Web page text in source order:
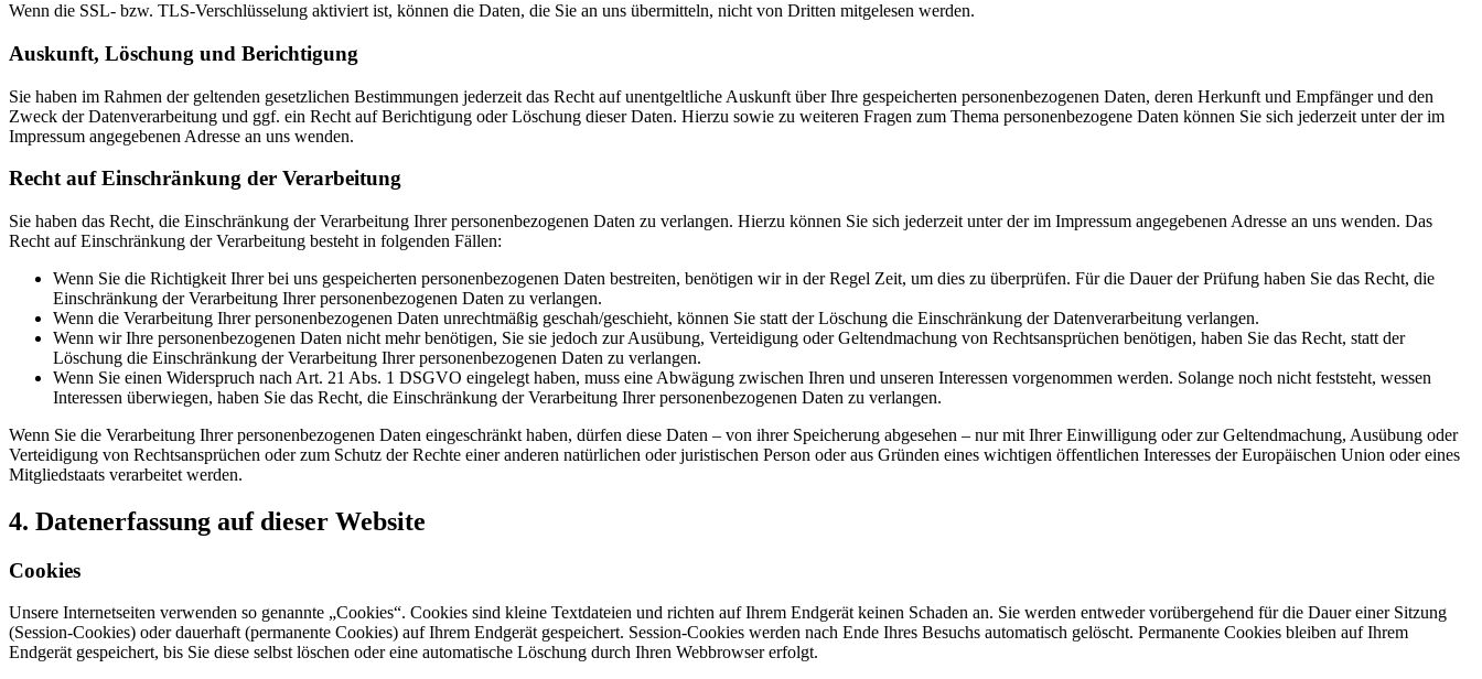
Wenn die SSL- bzw. TLS-Verschlüsselung aktiviert ist, können die Daten, die Sie an uns übermitteln, nicht von Dritten mitgelesen werden.
Auskunft, Löschung und Berichtigung
Sie haben im Rahmen der geltenden gesetzlichen Bestimmungen jederzeit das Recht auf unentgeltliche Auskunft über Ihre gespeicherten personenbezogenen Daten, deren Herkunft und Empfänger und den
Zweck der Datenverarbeitung und ggf. ein Recht auf Berichtigung oder Löschung dieser Daten. Hierzu sowie zu weiteren Fragen zum Thema personenbezogene Daten können Sie sich jederzeit unter der im
Impressum angegebenen Adresse an uns wenden.
Recht auf Einschränkung der Verarbeitung
Sie haben das Recht, die Einschränkung der Verarbeitung Ihrer personenbezogenen Daten zu verlangen. Hierzu können Sie sich jederzeit unter der im Impressum angegebenen Adresse an uns wenden. Das
Recht auf Einschränkung der Verarbeitung besteht in folgenden Fällen:
Wenn Sie die Richtigkeit Ihrer bei uns gespeicherten personenbezogenen Daten bestreiten, benötigen wir in der Regel Zeit, um dies zu überprüfen. Für die Dauer der Prüfung haben Sie das Recht, die
Einschränkung der Verarbeitung Ihrer personenbezogenen Daten zu verlangen.
Wenn die Verarbeitung Ihrer personenbezogenen Daten unrechtmäßig geschah/geschieht, können Sie statt der Löschung die Einschränkung der Datenverarbeitung verlangen.
Wenn wir Ihre personenbezogenen Daten nicht mehr benötigen, Sie sie jedoch zur Ausübung, Verteidigung oder Geltendmachung von Rechtsansprüchen benötigen, haben Sie das Recht, statt der
Löschung die Einschränkung der Verarbeitung Ihrer personenbezogenen Daten zu verlangen.
Wenn Sie einen Widerspruch nach Art. 21 Abs. 1 DSGVO eingelegt haben, muss eine Abwägung zwischen Ihren und unseren Interessen vorgenommen werden. Solange noch nicht feststeht, wessen
Interessen überwiegen, haben Sie das Recht, die Einschränkung der Verarbeitung Ihrer personenbezogenen Daten zu verlangen.
Wenn Sie die Verarbeitung Ihrer personenbezogenen Daten eingeschränkt haben, dürfen diese Daten – von ihrer Speicherung abgesehen – nur mit Ihrer Einwilligung oder zur Geltendmachung, Ausübung oder
Verteidigung von Rechtsansprüchen oder zum Schutz der Rechte einer anderen natürlichen oder juristischen Person oder aus Gründen eines wichtigen öffentlichen Interesses der Europäischen Union oder eines
Mitgliedstaats verarbeitet werden.
4. Datenerfassung auf dieser Website
Cookies
Unsere Internetseiten verwenden so genannte „Cookies“. Cookies sind kleine Textdateien und richten auf Ihrem Endgerät keinen Schaden an. Sie werden entweder vorübergehend für die Dauer einer Sitzung
(Session-Cookies) oder dauerhaft (permanente Cookies) auf Ihrem Endgerät gespeichert. Session-Cookies werden nach Ende Ihres Besuchs automatisch gelöscht. Permanente Cookies bleiben auf Ihrem
Endgerät gespeichert, bis Sie diese selbst löschen oder eine automatische Löschung durch Ihren Webbrowser erfolgt.